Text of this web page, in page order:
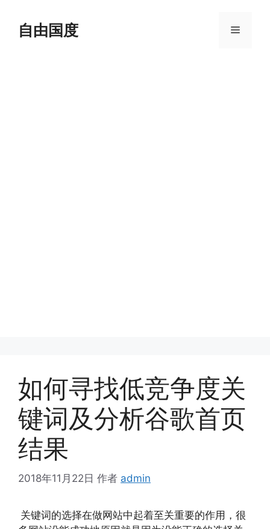
自由国度 菜
如何寻找低竞争度关
键词及分析谷歌首页
结果
2018年11月22日 作者 admin
关键词的选择在做网站中起着至关重要的作用，很